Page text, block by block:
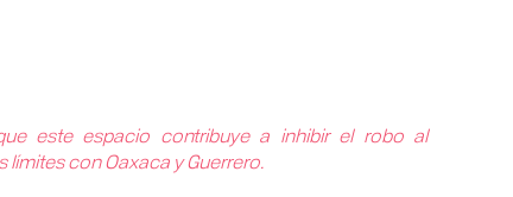
este espacio contribuye a inhibir el robo al
con Oaxaca y Guerrero.